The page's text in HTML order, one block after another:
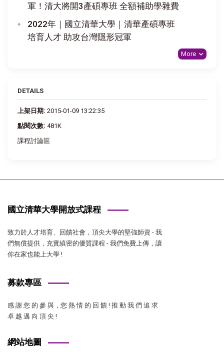
軍！清大將開3產碩專班 全額補助學雜費
2022年｜國立清華大學｜清華產碩專班
培育人才 助攻台灣隱形冠軍
More
DETAILS
上架日期: 2015-01-09 13:22:35
點閱次數: 481K
課程討論區
國立清華大學開放式課程
致力於人才培育、回饋社會，頂尖大學的堅強師資 - 我
們無償提供，充實縝密的優質課程 - 我們免費上傳，讓
你在家也能上大學 !
募款專區
感 謝 您 的 參 與，您 熱 情 的 回 饋 ! 推 動 我 們 追 求
卓 越 邁 向 頂 尖 !
網站地圖